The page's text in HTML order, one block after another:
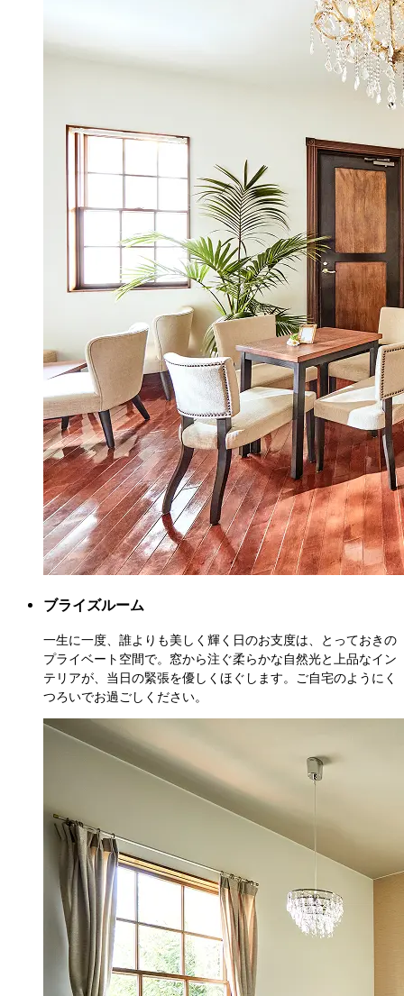
ブライズルーム
一生に一度、誰よりも美しく輝く日のお支度は、とっておきの
プライベート空間で。窓から注ぐ柔らかな自然光と上品なイン
テリアが、当日の緊張を優しくほぐします。ご自宅のようにく
つろいでお過ごしください。